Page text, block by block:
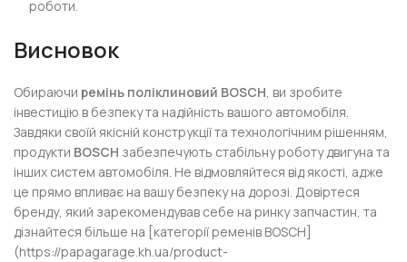
роботи.
Висновок
Обираючи ремінь поліклиновий BOSCH, ви зробите
інвестицію в безпеку та надійність вашого автомобіля.
Завдяки своїй якісній конструкції та технологічним рішенням,
продукти BOSCH забезпечують стабільну роботу двигуна та
інших систем автомобіля. Не відмовляйтеся від якості, адже
це прямо впливає на вашу безпеку на дорозі. Довіртеся
бренду, який зарекомендував себе на ринку запчастин, та
дізнайтеся більше на [категорії ременів BOSCH]
(https://papagarage.kh.ua/product-